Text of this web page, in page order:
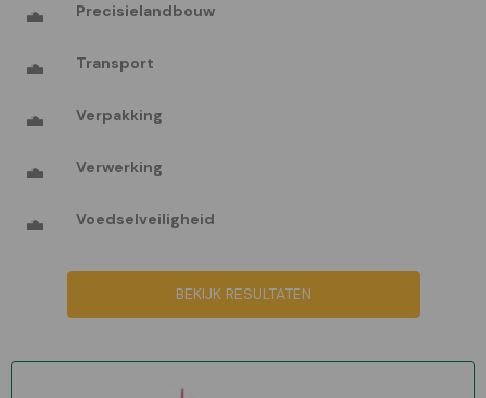
Precisielandbouw
Transport
Verpakking
Verwerking
Voedselveiligheid
BEKIJK RESULTATEN